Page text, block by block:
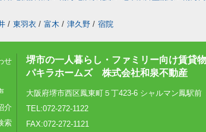
/ 東羽衣 / 富木 / 津久野 / 宿院
せ
介
索
堺市の一人暮らし・ファミリー向け賃貸
パキラホームズ 株式会社和泉不動産
大阪府堺市西区鳳東町５丁423-6 シャルマン鳳駅前
TEL:072-272-1122
FAX:072-272-1121